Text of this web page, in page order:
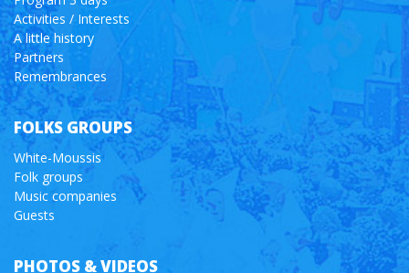
Activities / Interests
A little history
Partners
Remembrances
FOLKS GROUPS
White-Moussis
Folk groups
Music companies
Guests
PHOTOS & VIDEOS